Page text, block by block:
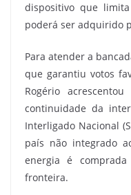
dispositivo que
poderá ser adquirido
Para atender a
que garantiu votos
Rogério
continuidade da
Interligado Nacional
país não integrado
energia é
fronteira.